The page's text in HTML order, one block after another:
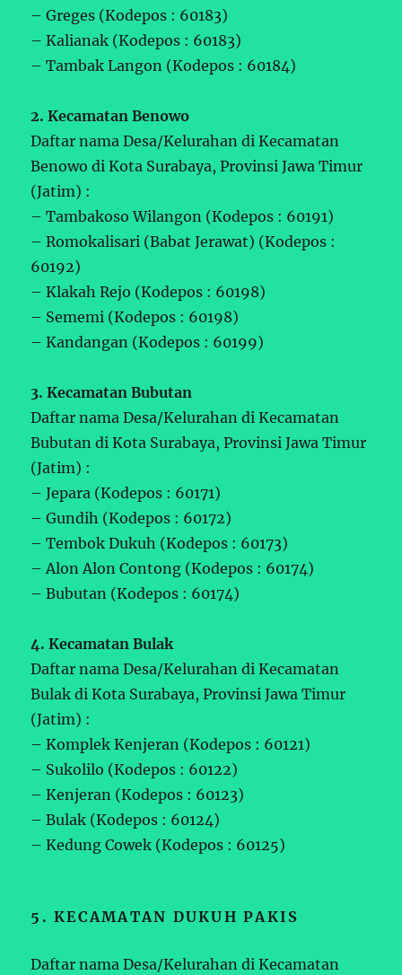
– Greges (Kodepos : 60183)
– Kalianak (Kodepos : 60183)
– Tambak Langon (Kodepos : 60184)
2. Kecamatan Benowo
Daftar nama Desa/Kelurahan di Kecamatan
Benowo di Kota Surabaya, Provinsi Jawa Timur
(Jatim) :
– Tambakoso Wilangon (Kodepos : 60191)
– Romokalisari (Babat Jerawat) (Kodepos :
60192)
– Klakah Rejo (Kodepos : 60198)
– Sememi (Kodepos : 60198)
– Kandangan (Kodepos : 60199)
3. Kecamatan Bubutan
Daftar nama Desa/Kelurahan di Kecamatan
Bubutan di Kota Surabaya, Provinsi Jawa Timur
(Jatim) :
– Jepara (Kodepos : 60171)
– Gundih (Kodepos : 60172)
– Tembok Dukuh (Kodepos : 60173)
– Alon Alon Contong (Kodepos : 60174)
– Bubutan (Kodepos : 60174)
4. Kecamatan Bulak
Daftar nama Desa/Kelurahan di Kecamatan
Bulak di Kota Surabaya, Provinsi Jawa Timur
(Jatim) :
– Komplek Kenjeran (Kodepos : 60121)
– Sukolilo (Kodepos : 60122)
– Kenjeran (Kodepos : 60123)
– Bulak (Kodepos : 60124)
– Kedung Cowek (Kodepos : 60125)
5. KECAMATAN DUKUH PAKIS
Daftar nama Desa/Kelurahan di Kecamatan